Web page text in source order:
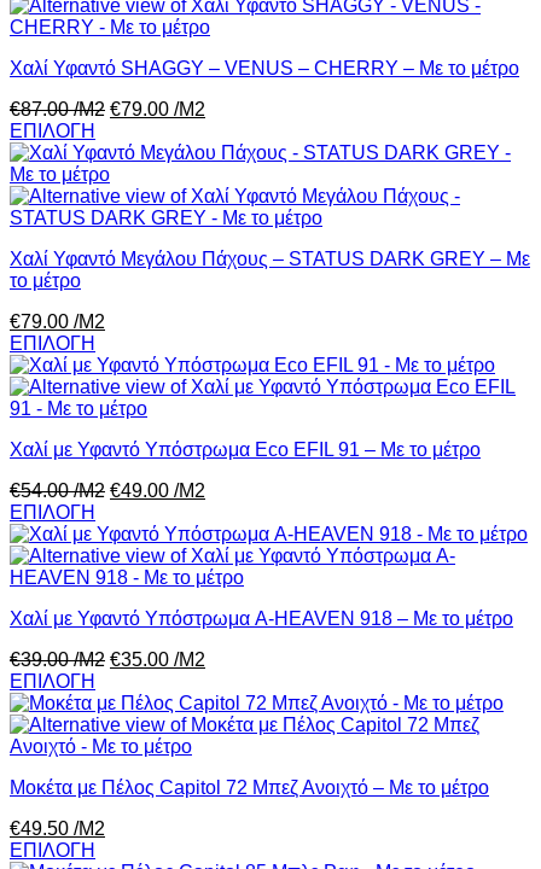
Χαλί Υφαντό SHAGGY – VENUS – CHERRY – Με το μέτρο
€87.00/Μ2 €79.00 /Μ2
ΕΠΙΛΟΓΗ
Χαλί Υφαντό Μεγάλου Πάχους – STATUS DARK GREY – Με
το μέτρο
€79.00 /Μ2
ΕΠΙΛΟΓΗ
Χαλί με Υφαντό Υπόστρωμα Eco EFIL 91 – Με το μέτρο
€54.00/Μ2 €49.00 /Μ2
ΕΠΙΛΟΓΗ
Χαλί με Υφαντό Υπόστρωμα A-HEAVEN 918 – Με το μέτρο
€39.00/Μ2 €35.00 /Μ2
ΕΠΙΛΟΓΗ
Μοκέτα με Πέλος Capitol 72 Μπεζ Ανοιχτό – Με το μέτρο
€49.50 /Μ2
ΕΠΙΛΟΓΗ